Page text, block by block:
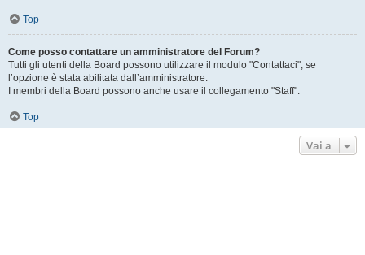
Top
Come posso contattare un amministratore del Forum?
Tutti gli utenti della Board possono utilizzare il modulo "Contattaci", se
l’opzione è stata abilitata dall’amministratore.
I membri della Board possono anche usare il collegamento "Staff".
Top
Vai a